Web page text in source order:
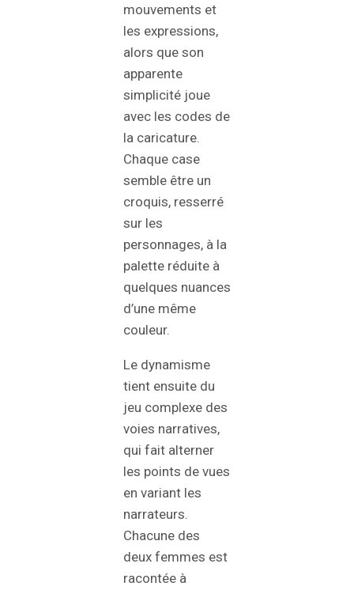
mouvements et
les expressions,
alors que son
apparente
simplicité joue
avec les codes de
la caricature.
Chaque case
semble être un
croquis, resserré
sur les
personnages, à la
palette réduite à
quelques nuances
d’une même
couleur.
Le dynamisme
tient ensuite du
jeu complexe des
voies narratives,
qui fait alterner
les points de vues
en variant les
narrateurs.
Chacune des
deux femmes est
racontée à